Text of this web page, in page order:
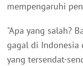
mempengaruhi
"Apa yang salah?
gagal di Indonesia
yang tersendat-